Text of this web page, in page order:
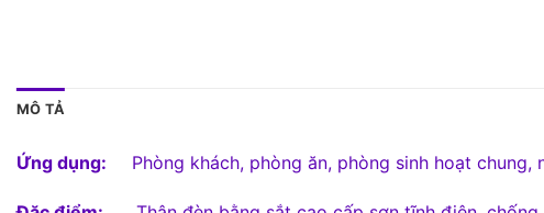
MÔ TẢ
Ứng dụng: Phòng khách, phòng ăn, phòng sinh hoạt chung,